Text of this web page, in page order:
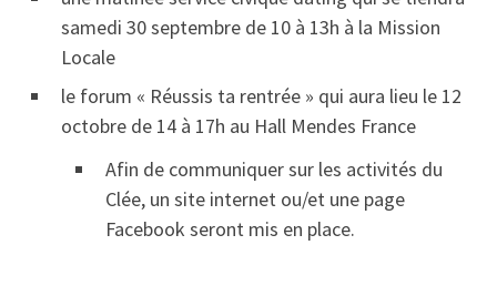
samedi 30 septembre de 10 à 13h à la Mission
Locale
le forum « Réussis ta rentrée » qui aura lieu le 12
octobre de 14 à 17h au Hall Mendes France
Afin de communiquer sur les activités du
Clée, un site internet ou/et une page
Facebook seront mis en place.